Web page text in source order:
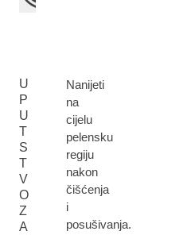
U
P
U
T
S
T
V
O
Z
A
Nanijeti
na
cijelu
pelensku
regiju
nakon
čišćenja
i
posušivanja.